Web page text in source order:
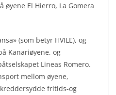
øyene El Hierro, La Gomera
(som betyr HVILE), og
Kanariøyene, og
Lineas Romero.
mellom øyene,
fritids-og